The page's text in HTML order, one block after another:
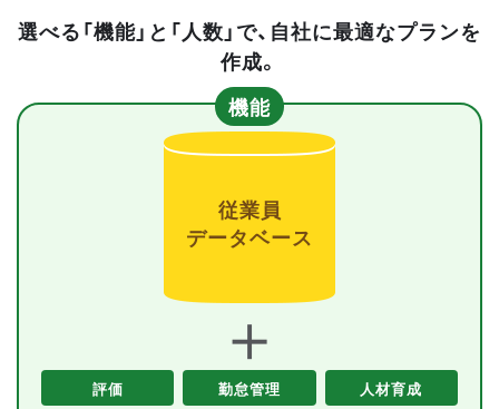
選べる「機能」と「人数」で、自社に最適なプランを
作成。
機能
従業員
データベース
＋
評価 勤怠管理 人材育成